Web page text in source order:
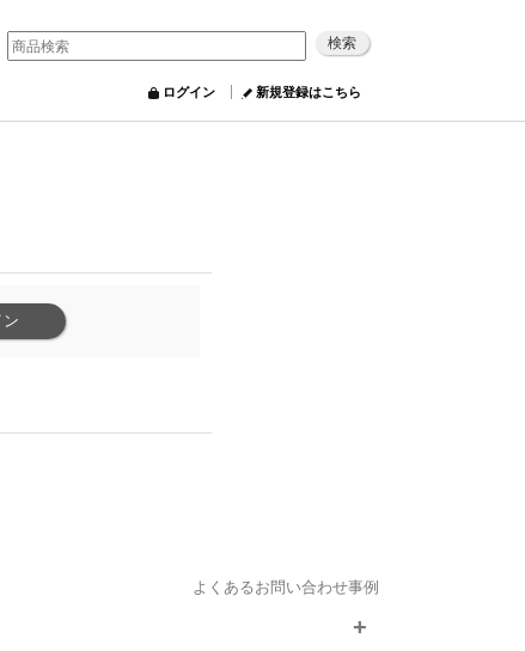
ログイン 新規登録はこちら
よくあるお問い合わせ事例